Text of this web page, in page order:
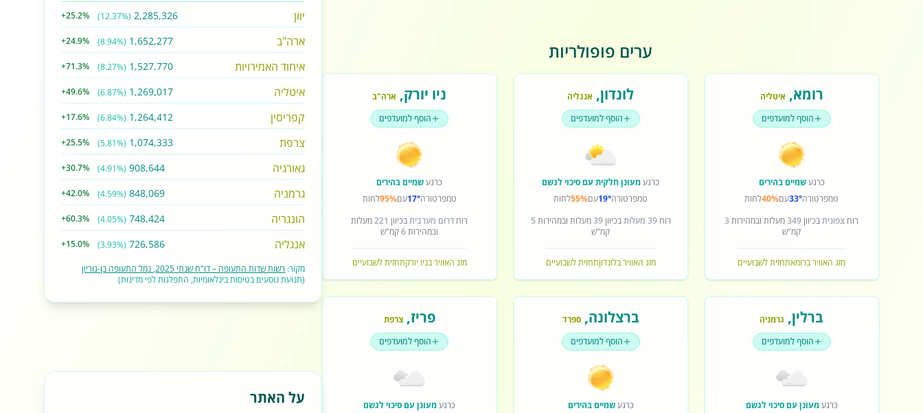
ערים פופולריות
רומא, איטליה
הוסף למועדפים
כרגעשמיים בהירים
טמפרטורה33°עם40%לחות
רוח צפוניתבכיוון349מעלות ובמהירות 3
קמ"ש
מזג האוויר ברומאתחזית לשבועיים
לונדון, אנגליה
הוסף למועדפים
כרגעמעונן חלקית עם סיכוי לגשם
טמפרטורה19°עם55%לחות
רוח39 מעלות בכיוון39מעלות ובמהירות 5
קמ"ש
מזג האוויר בלונדוןתחזית לשבועיים
ניו יורק, ארה"ב
הוסף למועדפים
כרגעשמיים בהירים
טמפרטורה17°עם95%לחות
רוח דרום מערביתבכיוון 221מעלות
ובמהירות6קמ"ש
מזג האוויר בניו יורקתחזית לשבועיים
ברלין, גרמניה
הוסף למועדפים
כרגעמעונן עם סיכוי לגשם
ברצלונה,ספרד
הוסף למועדפים
כרגעשמיים בהירים
פריז,צרפת
הוסף למועדפים
כרגעמעונן עם סיכוי לגשם
יוון 2,285,326
(12.37%)
+25.2%
ארה"ב 1,652,277
(8.94%)
+24.9%
איחוד האמירויות 1,527,770
(8.27%)
+71.3%
איטליה 1,269,017
(6.87%)
+49.6%
קפריסין 1,264,412
(6.84%)
+17.6%
צרפת 1,074,333
(5.81%)
+25.5%
גאורגיה 908,644
(4.91%)
+30.7%
גרמניה 848,069
(4.59%)
+42.0%
הונגריה 748,424
(4.05%)
+60.3%
אנגליה 726,586
(3.93%)
+15.0%
מקור: רשות שדות התעופה – דו"ח שנתי 2025, נמל התעופה בן-גוריון
(תנועת נוסעים בטיסות בינלאומיות, התפלגות לפי מדינות)
על האתר